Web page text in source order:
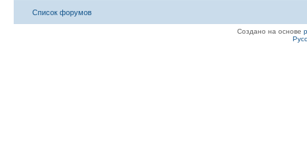
Список форумов
Создано на основе